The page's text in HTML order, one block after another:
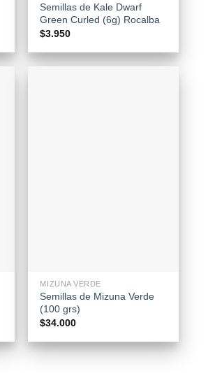
Semillas de Kale Dwarf
Green Curled (6g) Rocalba
$3.950
MIZUNA VERDE
Semillas de Mizuna Verde
(100 grs)
$34.000